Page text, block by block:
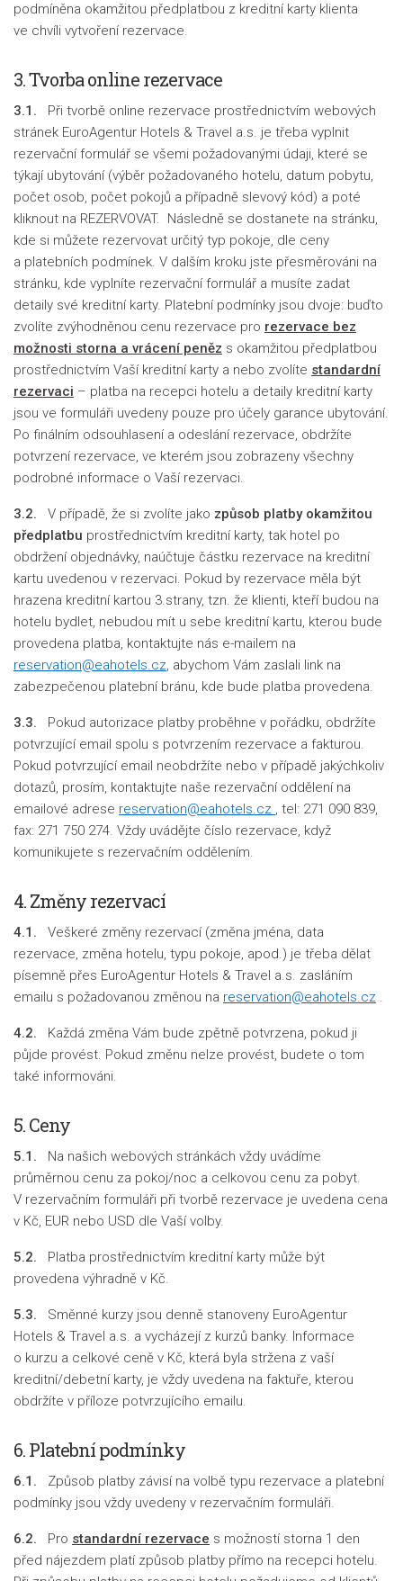
podmíněna okamžitou předplatbou z kreditní karty klienta
ve chvíli vytvoření rezervace.
3. Tvorba online rezervace
3.1.
Při tvorbě online rezervace prostřednictvím webových
stránek EuroAgentur Hotels & Travel a.s. je třeba vyplnit
rezervační formulář se všemi požadovanými údaji, které se
týkají ubytování (výběr požadovaného hotelu, datum pobytu,
počet osob, počet pokojů a případně slevový kód) a poté
kliknout na REZERVOVAT. Následně se dostanete na stránku,
kde si můžete rezervovat určitý typ pokoje, dle ceny
a platebních podmínek. V dalším kroku jste přesměrováni na
stránku, kde vyplníte rezervační formulář a musíte zadat
detaily své kreditní karty. Platební podmínky jsou dvoje: buďto
zvolíte zvýhodněnou cenu rezervace pro rezervace bez
možnosti storna a vrácení peněz s okamžitou předplatbou
prostřednictvím Vaší kreditní karty a nebo zvolíte standardní
rezervaci – platba na recepci hotelu a detaily kreditní karty
jsou ve formuláři uvedeny pouze pro účely garance ubytování.
Po finálním odsouhlasení a odeslání rezervace, obdržíte
potvrzení rezervace, ve kterém jsou zobrazeny všechny
podrobné informace o Vaší rezervaci.
3.2. V případě, že si zvolíte jako způsob platby okamžitou
předplatbu prostřednictvím kreditní karty, tak hotel po
obdržení objednávky, naúčtuje částku rezervace na kreditní
kartu uvedenou v rezervaci. Pokud by rezervace měla být
hrazena kreditní kartou 3.strany, tzn. že klienti, kteří budou na
hotelu bydlet, nebudou mít u sebe kreditní kartu, kterou bude
provedena platba, kontaktujte nás e-mailem na
reservation@eahotels.cz, abychom Vám zaslali link na
zabezpečenou platební bránu, kde bude platba provedena.
3.3. Pokud autorizace platby proběhne v pořádku, obdržíte
potvrzující email spolu s potvrzením rezervace a fakturou.
Pokud potvrzující email neobdržíte nebo v případě jakýchkoliv
dotazů, prosím, kontaktujte naše rezervační oddělení na
emailové adrese reservation@eahotels.cz , tel: 271 090 839,
fax: 271 750 274. Vždy uvádějte číslo rezervace, když
komunikujete s rezervačním oddělením.
4.Změny rezervací
4.1.
Veškeré změny rezervací (změna jména, data
rezervace, změna hotelu, typu pokoje, apod.) je třeba dělat
písemně přes EuroAgentur Hotels & Travel a.s. zasláním
emailu s požadovanou změnou na reservation@eahotels.cz .
4.2. Každá změna Vám bude zpětně potvrzena, pokud ji
půjde provést. Pokud změnu nelze provést, budete o tom
také informováni.
5. Ceny
5.1. Na našich webových stránkách vždy uvádíme
průměrnou cenu za pokoj/noc a celkovou cenu za pobyt.
V rezervačním formuláři při tvorbě rezervace je uvedena cena
v Kč, EUR nebo USD dle Vaší volby.
5.2.
Platba prostřednictvím kreditní karty může být
provedena výhradně v Kč.
5.3.
Směnné kurzy jsou denně stanoveny EuroAgentur
Hotels & Travel a.s. a vycházejí z kurzů banky. Informace
o kurzu a celkové ceně v Kč, která byla stržena z vaší
kreditní/debetní karty, je vždy uvedena na faktuře, kterou
obdržíte v příloze potvrzujícího emailu.
6. Platební podmínky
6.1. Způsob platby závisí na volbě typu rezervace a platební
podmínky jsou vždy uvedeny v rezervačním formuláři.
6.2. Pro standardní rezervace s možností storna 1 den
před nájezdem platí způsob platby přímo na recepci hotelu.